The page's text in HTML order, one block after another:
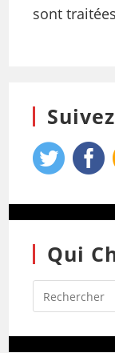
sont traitées
Qui